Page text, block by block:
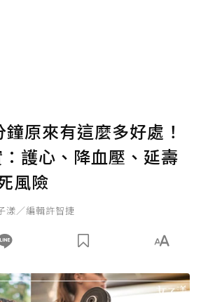
原來有這麼多好處！
護心、降血壓、延壽
風險
漾／編輯許智捷